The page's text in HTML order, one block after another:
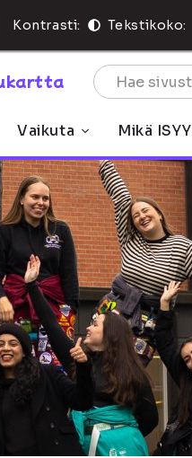
Kontrasti: Tekstikoko:
Vaikuta Mikä ISYY